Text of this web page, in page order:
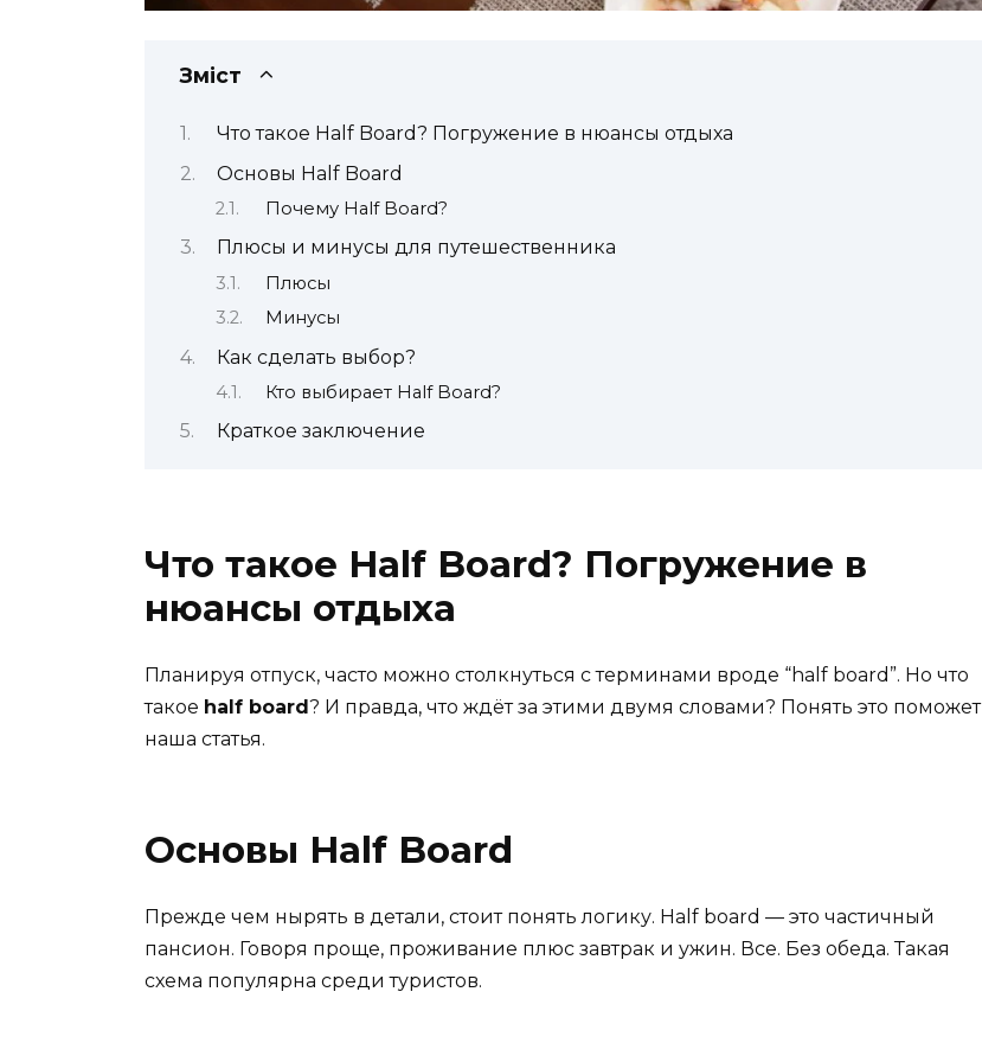
Зміст
Что такое Half Board? Погружение в нюансы отдыха
Основы Half Board
Почему Half Board?
Плюсы и минусы для путешественника
Плюсы
Минусы
Как сделать выбор?
Кто выбирает Half Board?
Краткое заключение
Что такое Half Board? Погружение в
нюансы отдыха
Планируя отпуск, часто можно столкнуться с терминами вроде “half board”. Но что
такое half board? И правда, что ждёт за этими двумя словами? Понять это поможет
наша статья.
Основы Half Board
Прежде чем нырять в детали, стоит понять логику. Half board — это частичный
пансион. Говоря проще, проживание плюс завтрак и ужин. Все. Без обеда. Такая
схема популярна среди туристов.